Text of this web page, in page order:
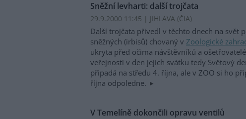
Sněžní levharti: další trojčata
29.9.2000 11:45 | JIHLAVA (ČIA)
Další trojčata přivedl v těchto dnech na svět
sněžných (irbisů) chovaný v Zoologické
ukryta před očima návštěvníků a
veřejnosti v den jejich svátku tedy Světový
připadá na středu 4. října, ale v ZOO si ho
října odpoledne.
V Temelíně dokončili opravu ventilů